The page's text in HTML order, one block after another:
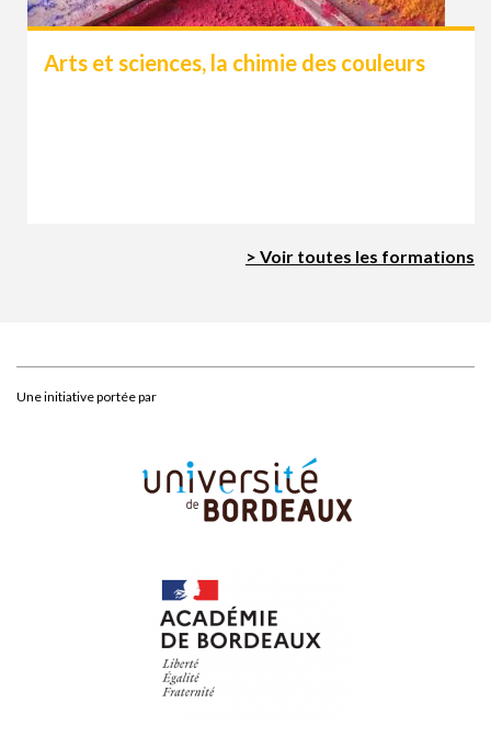
Arts et sciences, la chimie des couleurs
> Voir toutes les formations
Une initiative portée par